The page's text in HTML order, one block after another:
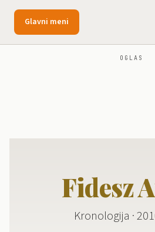
Glavni meni
OGLAS
Fidesz
Kronologija ·